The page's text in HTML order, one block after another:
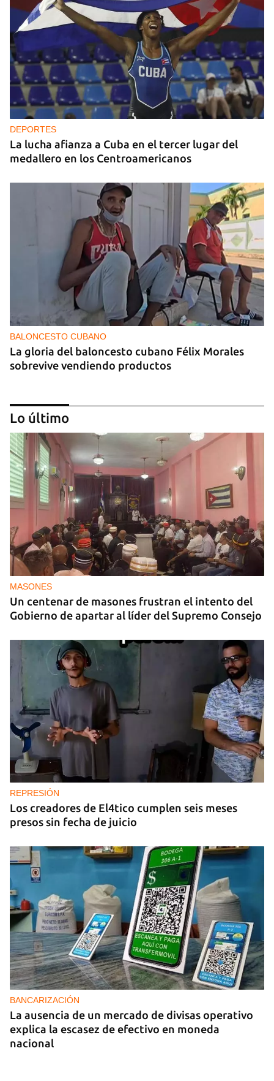
DEPORTES
La lucha afianza a Cuba en el tercer lugar del
medallero en los Centroamericanos
BALONCESTO CUBANO
La gloria del baloncesto cubano Félix Morales
sobrevive vendiendo productos
DEPORTES
El cubano Wilfredo León, campeón con Polonia
en la Liga de Naciones de Voleibol 2026
Lo último
MASONES
Un centenar de masones frustran el intento del
Gobierno de apartar al líder del Supremo Consejo
REPRESIÓN
Los creadores de El4tico cumplen seis meses
presos sin fecha de juicio
BANCARIZACIÓN
La ausencia de un mercado de divisas operativo
explica la escasez de efectivo en moneda
nacional